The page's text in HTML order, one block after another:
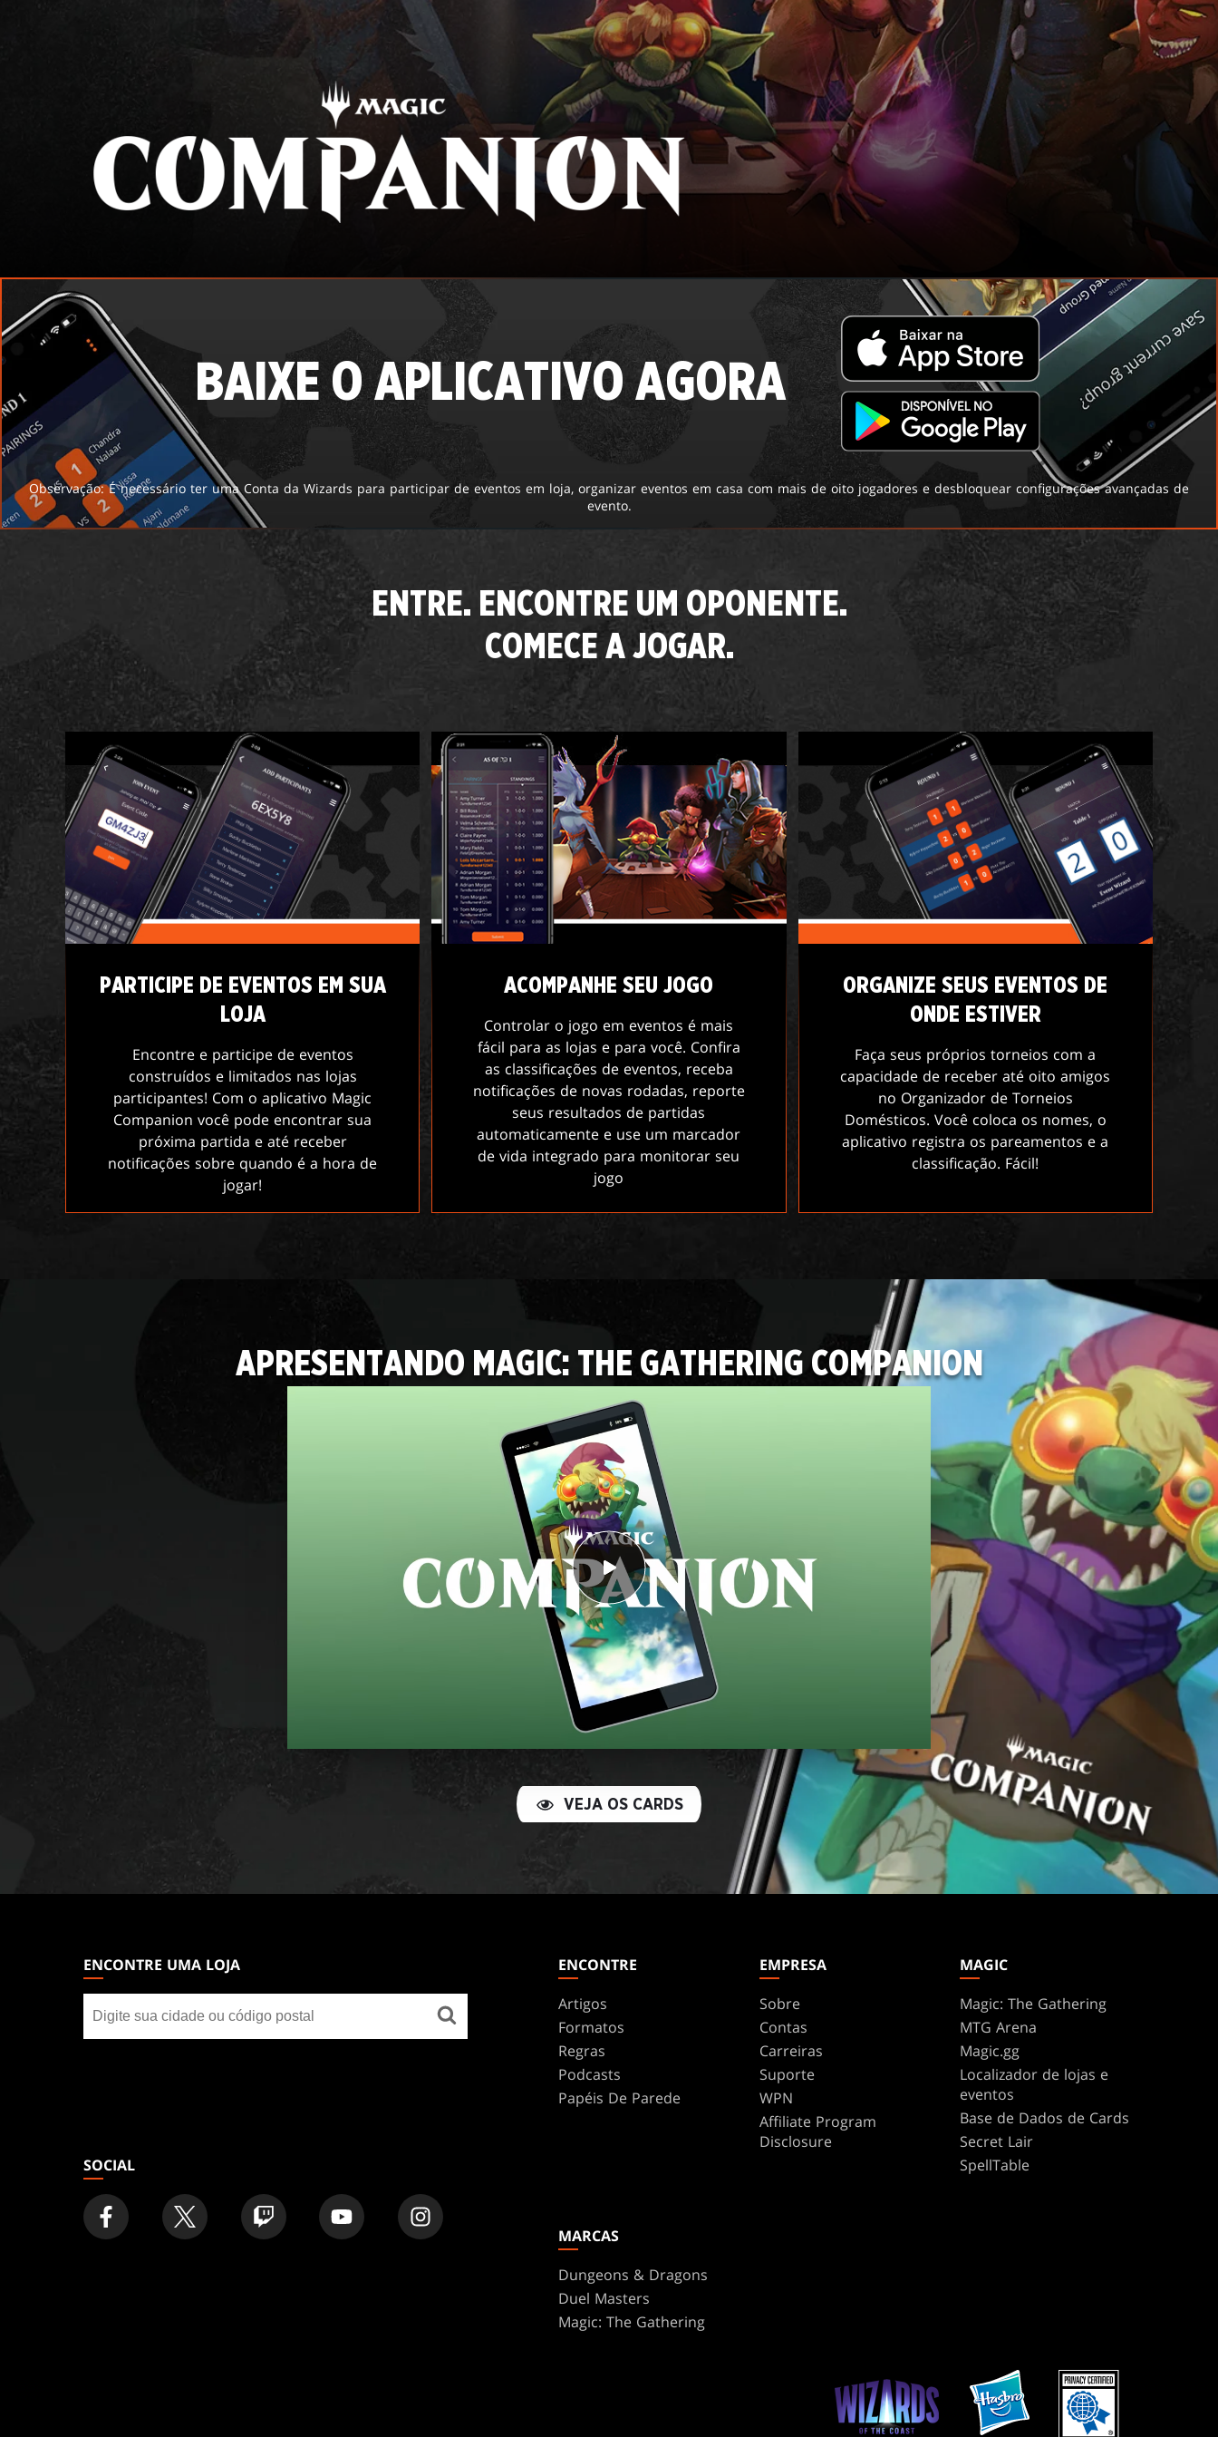
BAIXE O APLICATIVO AGORA
Observação: É necessário ter uma Conta da Wizards para participar de eventos em loja, organizar eventos em casa com mais de oito jogadores e desbloquear configurações avançadas de
evento.
ENTRE. ENCONTRE UM OPONENTE.
COMECE A JOGAR.
PARTICIPE DE EVENTOS EM SUA
LOJA
Encontre e participe de eventos
construídos e limitados nas lojas
participantes! Com o aplicativo Magic
Companion você pode encontrar sua
próxima partida e até receber
notificações sobre quando é a hora de
jogar!
ACOMPANHE SEU JOGO
Controlar o jogo em eventos é mais
fácil para as lojas e para você. Confira
as classificações de eventos, receba
notificações de novas rodadas, reporte
seus resultados de partidas
automaticamente e use um marcador
de vida integrado para monitorar seu
jogo
ORGANIZE SEUS EVENTOS DE
ONDE ESTIVER
Faça seus próprios torneios com a
capacidade de receber até oito amigos
no Organizador de Torneios
Domésticos. Você coloca os nomes, o
aplicativo registra os pareamentos e a
classificação. Fácil!
APRESENTANDO MAGIC: THE GATHERING COMPANION
VEJA OS CARDS
GATHERINGENCONTRE UMA LOJA
uma
loja
SOCIAL
ENCONTRE
Artigos
Formatos
Regras
Podcasts
Papéis De Parede
EMPRESA
Sobre
Contas
Carreiras
Suporte
WPN
Affiliate Program
Disclosure
MAGIC
Magic: The Gathering
MTG Arena
Magic.gg
Localizador de lojas e
eventos
Base de Dados de Cards
Secret Lair
SpellTable
MARCAS
Dungeons & Dragons
Duel Masters
Magic: The Gathering